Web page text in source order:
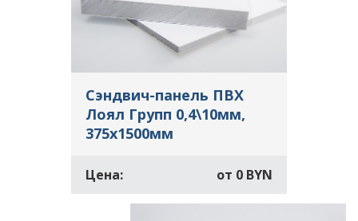
Сэндвич-панель ПВХ
Лоял Групп 0,4\10мм,
375х1500мм
Цена: от 0 BYN